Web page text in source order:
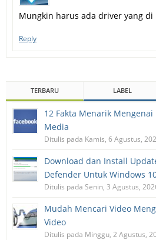
Mungkin harus ada driver yang di
Reply
TERBARU LABEL
12 Fakta Menarik Mengenai
Media
Ditulis pada Kamis, 6 Agustus,
Download dan Install
Defender Untuk Windows
Ditulis pada Senin, 3 Agustus,
Mudah Mencari Video
Video
Ditulis pada Minggu, 2 Agustus,